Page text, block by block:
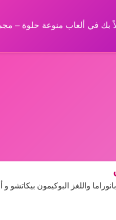
بك في ألعاب منوعة حلوة –
واللغز البوكيمون بيكاتشو و